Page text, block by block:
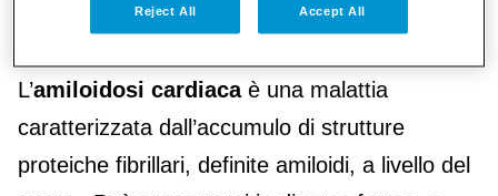
amiloidosi cardiaca.
L’amiloidosi cardiacaè una malattia
caratterizzata dall’accumulo di strutture
proteiche fibrillari, definite amiloidi, a livello del
Reject All Accept All